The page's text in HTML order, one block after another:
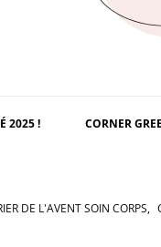
2025 ! CORNER
DE L'AVENT SOIN CORPS,